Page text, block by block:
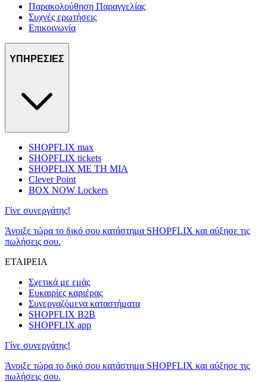
Παρακολούθηση Παραγγελίας
Συχνές ερωτήσεις
Επικοινωνία
ΥΠΗΡΕΣΙΕΣ
SHOPFLIX max
SHOPFLIX tickets
SHOPFLIX ΜΕ ΤΗ ΜΙΑ
Clever Point
BOX NOW Lockers
Γίνε συνεργάτης!
Άνοιξε τώρα το δικό σου κατάστημα SHOPFLIX και αύξησε τις
πωλήσεις σου.
ΕΤΑΙΡΕΙΑ
Σχετικά με εμάς
Ευκαιρίες καριέρας
Συνεργαζόμενα καταστήματα
SHOPFLIX B2B
SHOPFLIX app
Γίνε συνεργάτης!
Άνοιξε τώρα το δικό σου κατάστημα SHOPFLIX και αύξησε τις
πωλήσεις σου.